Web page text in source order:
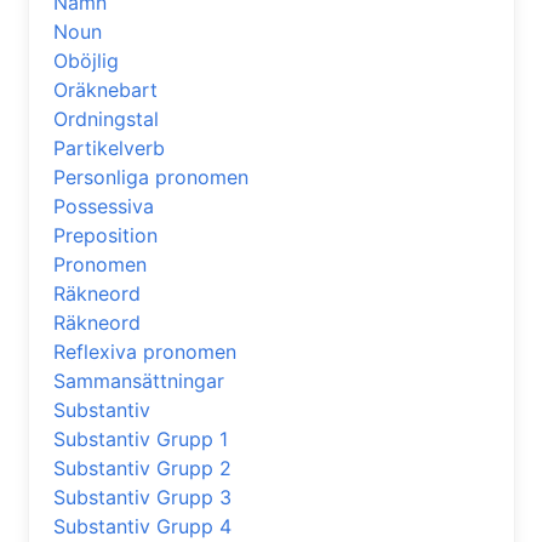
Noun
Oböjlig
Oräknebart
Ordningstal
Partikelverb
Personliga pronomen
Possessiva
Preposition
Pronomen
Räkneord
Räkneord
Reflexiva pronomen
Sammansättningar
Substantiv
Substantiv Grupp 1
Substantiv Grupp 2
Substantiv Grupp 3
Substantiv Grupp 4